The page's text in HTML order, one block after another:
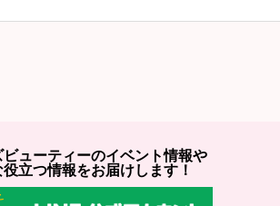
ビューティーのイベント情報や
立つ情報をお届けします！